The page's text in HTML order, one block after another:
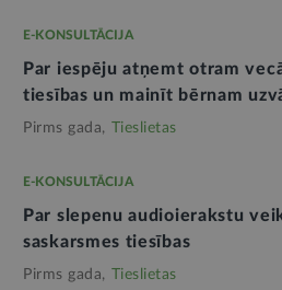
E-KONSULTĀCIJA
Par iespēju atņemt otram
tiesības un mainīt bērnam
Pirms gada, Tieslietas
E-KONSULTĀCIJA
Par slepenu audioierakstu
saskarsmes tiesības
Pirms gada, Tieslietas